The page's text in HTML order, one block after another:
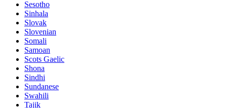
Sesotho
Sinhala
Slovak
Slovenian
Somali
Samoan
Scots Gaelic
Shona
Sindhi
Sundanese
Swahili
Tajik